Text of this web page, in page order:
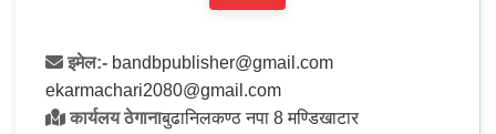
इमेल:- bandbpublisher@gmail.com
ekarmachari2080@gmail.com
कार्यलय ठेगानाबुढानिलकण्ठ नपा 8 मण्डिखाटार